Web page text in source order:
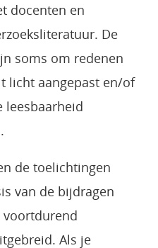
docenten en
De
soms om redenen
licht aangepast en/of
leesbaarheid
de toelichtingen
van de bijdragen
voortdurend
Als je